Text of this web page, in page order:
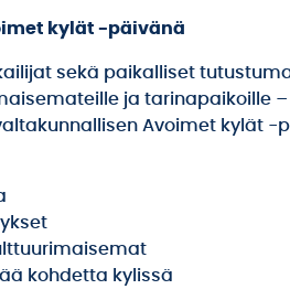
kylät -päivänä
sekä paikalliset
ja tarinapaikoille
Avoimet kylät -
kohdetta kylissä